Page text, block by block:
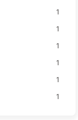
1
1
1
1
1
1